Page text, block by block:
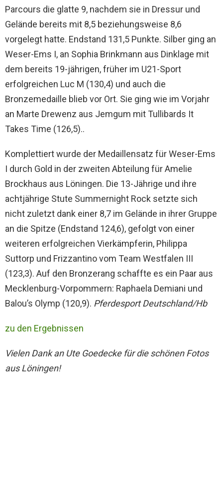
Parcours die glatte 9, nachdem sie in Dressur und
Gelände bereits mit 8,5 beziehungsweise 8,6
vorgelegt hatte. Endstand 131,5 Punkte. Silber ging an
Weser-Ems I, an Sophia Brinkmann aus Dinklage mit
dem bereits 19-jährigen, früher im U21-Sport
erfolgreichen Luc M (130,4) und auch die
Bronzemedaille blieb vor Ort. Sie ging wie im Vorjahr
an Marte Drewenz aus Jemgum mit Tullibards It
Takes Time (126,5)..
Komplettiert wurde der Medaillensatz für Weser-Ems
I durch Gold in der zweiten Abteilung für Amelie
Brockhaus aus Löningen. Die 13-Jährige und ihre
achtjährige Stute Summernight Rock setzte sich
nicht zuletzt dank einer 8,7 im Gelände in ihrer Gruppe
an die Spitze (Endstand 124,6), gefolgt von einer
weiteren erfolgreichen Vierkämpferin, Philippa
Suttorp und Frizzantino vom Team Westfalen III
(123,3). Auf den Bronzerang schaffte es ein Paar aus
Mecklenburg-Vorpommern: Raphaela Demiani und
Balou’s Olymp (120,9). Pferdesport Deutschland/Hb
zu den Ergebnissen
Vielen Dank an Ute Goedecke für die schönen Fotos
aus Löningen!